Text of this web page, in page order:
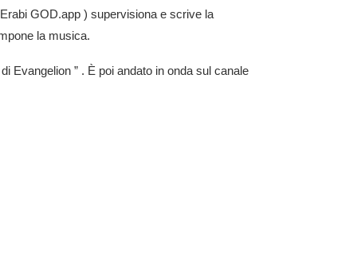
GOD.app ) supervisiona e scrive la
la musica.
Evangelion ” . È poi andato in onda sul canale